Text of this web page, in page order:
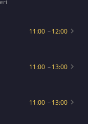
11:00 – 12:00
11:00 – 13:00
11:00 – 13:00